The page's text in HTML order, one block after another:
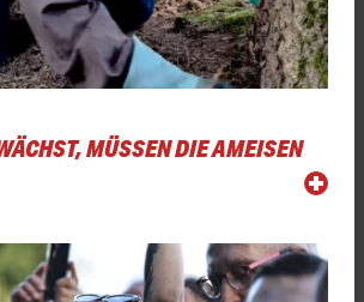
MÜSSEN DIE AMEISEN